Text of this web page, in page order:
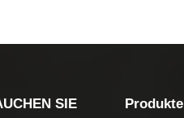
SIE
Produkte